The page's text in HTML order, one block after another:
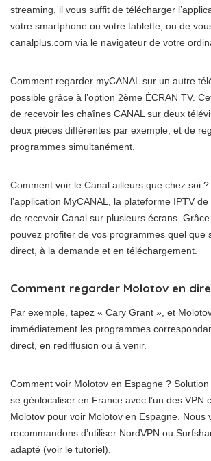
streaming, il vous suffit de télécharger
votre smartphone ou votre tablette, ou de
canalplus.com via le navigateur de votre
Comment regarder myCANAL sur un autre
possible grâce à l’option 2ème ÉCRAN TV.
de recevoir les chaînes CANAL sur deux
deux pièces différentes par exemple, et de
programmes simultanément.
Comment voir le Canal ailleurs que chez soi ?
l’application MyCANAL, la plateforme IPTV
de recevoir Canal sur plusieurs écrans.
pouvez profiter de vos programmes quel que
direct, à la demande et en téléchargement.
Comment regarder Molotov en
Par exemple, tapez « Cary Grant », et
immédiatement les programmes
direct, en rediffusion ou à venir.
Comment voir Molotov en Espagne ?
se géolocaliser en France avec l’un des VPN
Molotov pour voir Molotov en Espagne. Nous
recommandons d’utiliser NordVPN ou
adapté (voir le tutoriel).